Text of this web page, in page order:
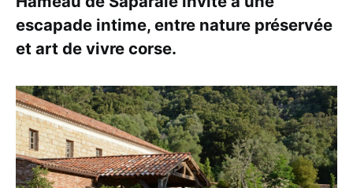
escapade intime, entre nature préservée
et art de vivre corse.